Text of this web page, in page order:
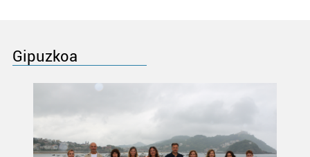
Gipuzkoa